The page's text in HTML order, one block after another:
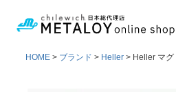
HOME ブランド Heller Heller マ